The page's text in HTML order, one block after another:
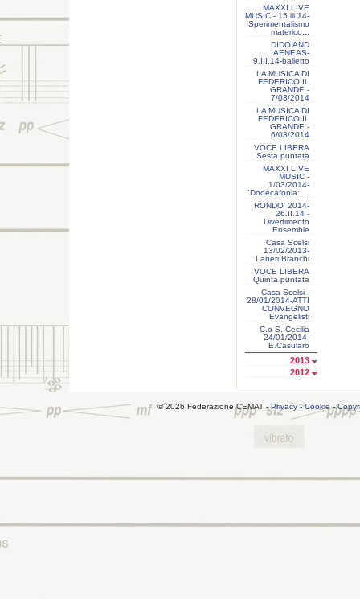
MAXXI LIVE
MUSIC - 15.iii.14-
Sperimentalismo
materico...
DIDO AND
AENEAS-
9.III.14-balletto
LA MUSICA DI
FEDERICO IL
GRANDE -
7/03/2014
LA MUSICA DI
FEDERICO IL
GRANDE -
6/03/2014
VOCE LIBERA
Sesta puntata
MAXXI LIVE
MUSIC -
1/03/2014-
"Dodecafonia:....
RONDO' 2014-
26.II.14 -
Divertimento
Ensemble
Casa Scelsi
13/02/2013-
Laneri,Branchi
VOCE LIBERA
Quinta puntata
Casa Scelsi -
28/01/2014-ATTI
CONVEGNO
Evangelisti
C.o S. Cecilia
24/01/2014-
E.Casularo
2013
2012
© 2026 Federazione CEMAT -Privacy-Cookie-